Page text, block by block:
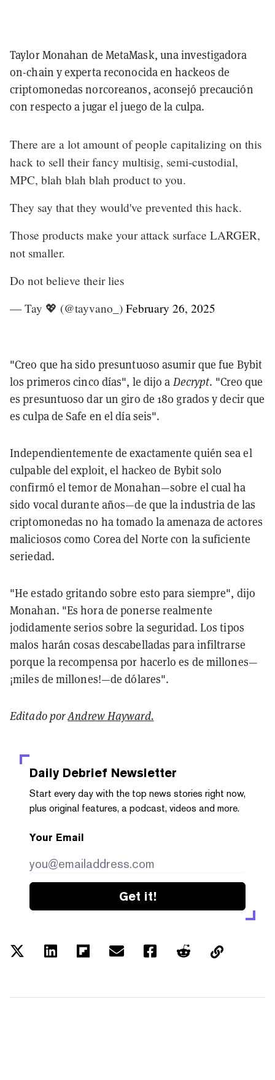
Taylor Monahan de MetaMask, una investigadora
on-chain y experta reconocida en hackeos de
criptomonedas norcoreanos, aconsejó precaución
con respecto a jugar el juego de la culpa.
There are a lot amount of people capitalizing on this
hack to sell their fancy multisig, semi-custodial,
MPC, blah blah blah product to you.
They say that they would've prevented this hack.
Those products make your attack surface LARGER,
not smaller.
Do not believe their lies
— Tay 💖 (@tayvano_) February 26, 2025
"Creo que ha sido presuntuoso asumir que fue Bybit
los primeros cinco días", le dijo a Decrypt. "Creo que
es presuntuoso dar un giro de 180 grados y decir que
es culpa de Safe en el día seis".
Independientemente de exactamente quién sea el
culpable del exploit, el hackeo de Bybit solo
confirmó el temor de Monahan—sobre el cual ha
sido vocal durante años—de que la industria de las
criptomonedas no ha tomado la amenaza de actores
maliciosos como Corea del Norte con la suficiente
seriedad.
"He estado gritando sobre esto para siempre", dijo
Monahan. "Es hora de ponerse realmente
jodidamente serios sobre la seguridad. Los tipos
malos harán cosas descabelladas para infiltrarse
porque la recompensa por hacerlo es de millones—
¡miles de millones!—de dólares".
Editado porAndrew Hayward.
Daily Debrief Newsletter
Start every day with the top news stories right now,
plus original features, a podcast, videos and more.
Your Email
Get it!